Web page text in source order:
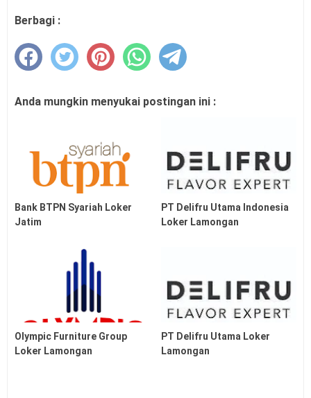
Berbagi :
Anda mungkin menyukai postingan ini :
Bank BTPN Syariah Loker
Jatim
PT Delifru Utama Indonesia
Loker Lamongan
Olympic Furniture Group
Loker Lamongan
PT Delifru Utama Loker
Lamongan